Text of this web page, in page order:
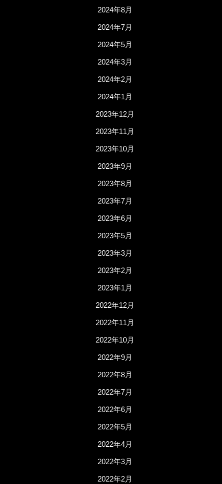
2024年8月
2024年7月
2024年5月
2024年3月
2024年2月
2024年1月
2023年12月
2023年11月
2023年10月
2023年9月
2023年8月
2023年7月
2023年6月
2023年5月
2023年3月
2023年2月
2023年1月
2022年12月
2022年11月
2022年10月
2022年9月
2022年8月
2022年7月
2022年6月
2022年5月
2022年4月
2022年3月
2022年2月